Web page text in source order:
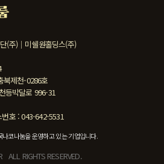
(주)｜미쉘원홀딩스(주)
북제천-0286호
등박달로 996-31
호 : 043-642-5531
코나눔을 운영하고 있는 기업입니다.
ALL RIGHTS RESERVED.